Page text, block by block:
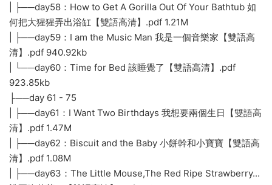
| ├──day58：How to Get A Gorilla Out Of Your Bathtub 如
何把大猩猩弄出浴缸【雙語高清】.pdf 1.21M
| ├──day59：I am the Music Man 我是一個音樂家【雙語高
清】.pdf 940.92kb
| └──day60：Time for Bed 該睡覺了【雙語高清】.pdf
923.85kb
├──day 61 - 75
| ├──day61：I Want Two Birthdays 我想要兩個生日【雙語高
清】.pdf 1.47M
| ├──day62：Biscuit and the Baby 小餅幹和小寶寶【雙語高
清】.pdf 1.08M
| ├──day63：The Little Mouse,The Red Ripe Strawberry...